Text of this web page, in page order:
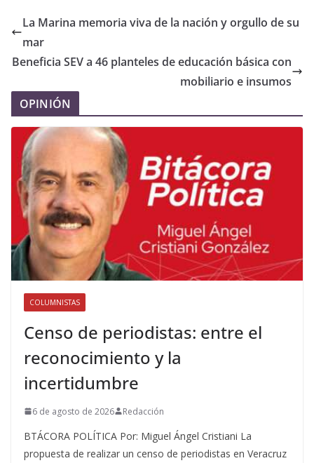
La Marina memoria viva de la nación y orgullo de su
mar
Beneficia SEV a 46 planteles de educación básica con
mobiliario e insumos
OPINIÓN
COLUMNISTAS
Censo de periodistas: entre el
reconocimiento y la
incertidumbre
6 de agosto de 2026 Redacción
BTÁCORA POLÍTICA Por: Miguel Ángel Cristiani La
propuesta de realizar un censo de periodistas en Veracruz